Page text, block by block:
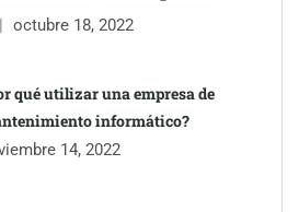
octubre 18, 2022
qué utilizar una empresa de
informático?
14, 2022